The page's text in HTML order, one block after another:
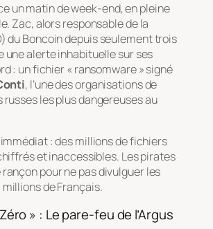
un matin de week-end, en pleine
Zac, alors responsable de la
du Boncoin depuis seulement trois
une alerte inhabituelle sur ses
: un fichier « ransomware » signé
, l’une des organisations de
les plus dangereuses au
: des millions de fichiers
et inaccessibles. Les pirates
pour ne pas divulguer les
de Français.
» : Le pare-feu de l’Argus